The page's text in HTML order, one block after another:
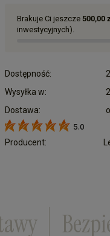
Brakuje Ci jeszcze 500,00
inwestycyjnych).
Dostępność:
2
Wysyłka w:
Dostawa:
Cena nie zawiera
5.0
Producent: